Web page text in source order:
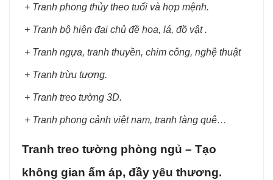
+ Tranh phong thủy theo tuổi và hợp mệnh.
+ Tranh bộ hiện đại chủ đề hoa, lá, đồ vật .
+ Tranh ngựa, tranh thuyền, chim công, nghệ thuật
+ Tranh trừu tượng.
+ Tranh treo tường 3D.
+ Tranh phong cảnh việt nam, tranh làng quê…
Tranh treo tường phòng ngủ – Tạo
không gian ấm áp, đầy yêu thương.